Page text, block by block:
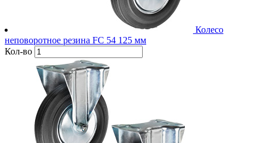
Колесо
неповоротное резина FC 54 125 мм
Кол-во